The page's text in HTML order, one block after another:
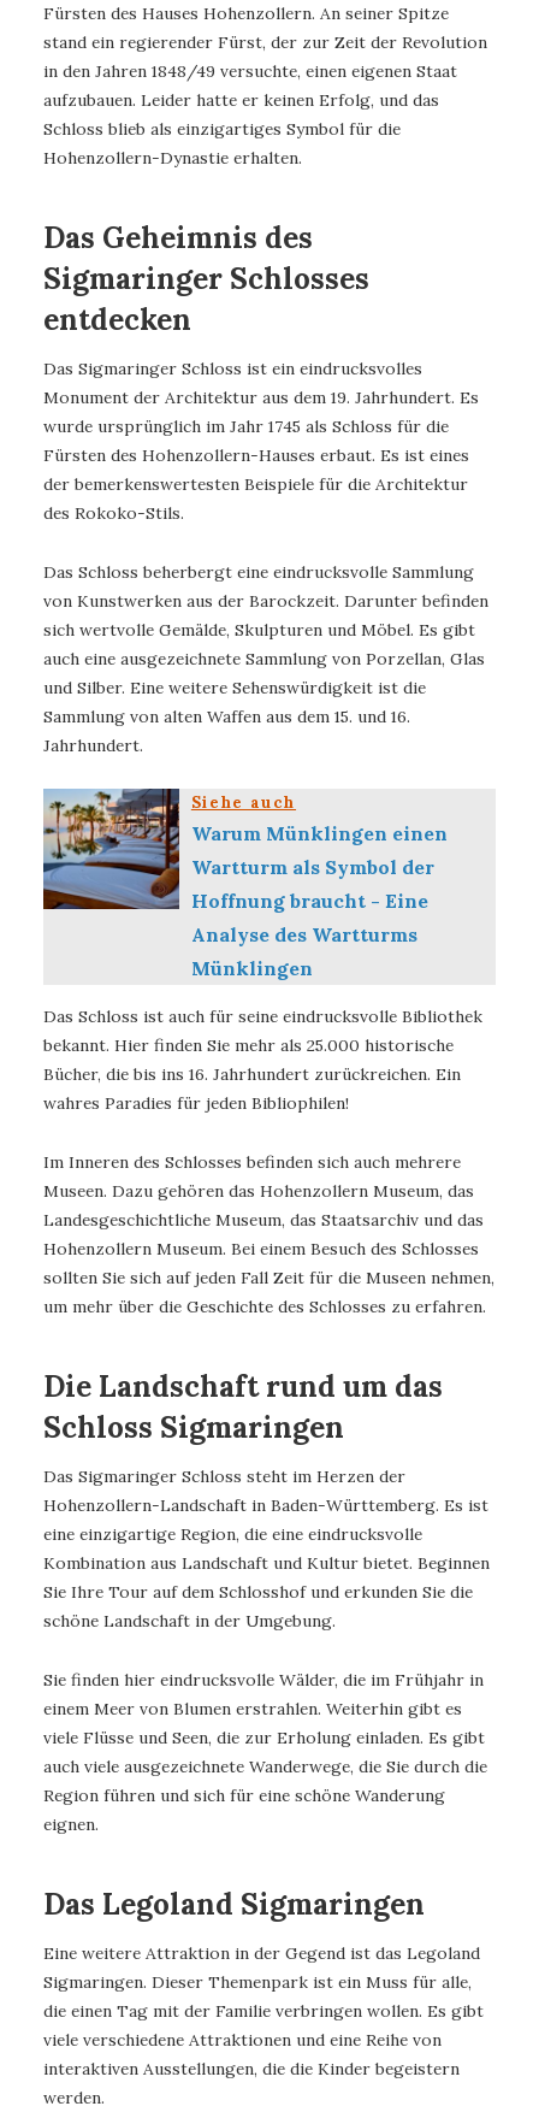
Fürsten des Hauses Hohenzollern. An seiner Spitze
stand ein regierender Fürst, der zur Zeit der Revolution
in den Jahren 1848/49 versuchte, einen eigenen Staat
aufzubauen. Leider hatte er keinen Erfolg, und das
Schloss blieb als einzigartiges Symbol für die
Hohenzollern-Dynastie erhalten.
Das Geheimnis des
Sigmaringer Schlosses
entdecken
Das Sigmaringer Schloss ist ein eindrucksvolles
Monument der Architektur aus dem 19. Jahrhundert. Es
wurde ursprünglich im Jahr 1745 als Schloss für die
Fürsten des Hohenzollern-Hauses erbaut. Es ist eines
der bemerkenswertesten Beispiele für die Architektur
des Rokoko-Stils.
Das Schloss beherbergt eine eindrucksvolle Sammlung
von Kunstwerken aus der Barockzeit. Darunter befinden
sich wertvolle Gemälde, Skulpturen und Möbel. Es gibt
auch eine ausgezeichnete Sammlung von Porzellan, Glas
und Silber. Eine weitere Sehenswürdigkeit ist die
Sammlung von alten Waffen aus dem 15. und 16.
Jahrhundert.
Siehe auch
Warum Münklingen einen
Wartturm als Symbol der
Hoffnung braucht - Eine
Analyse des Wartturms
Münklingen
Das Schloss ist auch für seine eindrucksvolle Bibliothek
bekannt. Hier finden Sie mehr als 25.000 historische
Bücher, die bis ins 16. Jahrhundert zurückreichen. Ein
wahres Paradies für jeden Bibliophilen!
Im Inneren des Schlosses befinden sich auch mehrere
Museen. Dazu gehören das Hohenzollern Museum, das
Landesgeschichtliche Museum, das Staatsarchiv und das
Hohenzollern Museum. Bei einem Besuch des Schlosses
sollten Sie sich auf jeden Fall Zeit für die Museen nehmen,
um mehr über die Geschichte des Schlosses zu erfahren.
Die Landschaft rund um das
Schloss Sigmaringen
Das Sigmaringer Schloss steht im Herzen der
Hohenzollern-Landschaft in Baden-Württemberg. Es ist
eine einzigartige Region, die eine eindrucksvolle
Kombination aus Landschaft und Kultur bietet. Beginnen
Sie Ihre Tour auf dem Schlosshof und erkunden Sie die
schöne Landschaft in der Umgebung.
Sie finden hier eindrucksvolle Wälder, die im Frühjahr in
einem Meer von Blumen erstrahlen. Weiterhin gibt es
viele Flüsse und Seen, die zur Erholung einladen. Es gibt
auch viele ausgezeichnete Wanderwege, die Sie durch die
Region führen und sich für eine schöne Wanderung
eignen.
Das Legoland Sigmaringen
Eine weitere Attraktion in der Gegend ist das Legoland
Sigmaringen. Dieser Themenpark ist ein Muss für alle,
die einen Tag mit der Familie verbringen wollen. Es gibt
viele verschiedene Attraktionen und eine Reihe von
interaktiven Ausstellungen, die die Kinder begeistern
werden.